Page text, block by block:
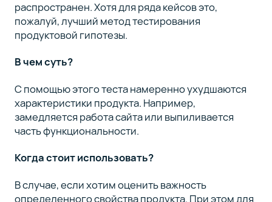
распространен. Хотя для ряда кейсов это,
пожалуй, лучший метод тестирования
продуктовой гипотезы.
В чем суть?
С помощью этого теста намеренно ухудшаются
характеристики продукта. Например,
замедляется работа сайта или выпиливается
часть функциональности.
Когда стоит использовать?
В случае, если хотим оценить важность
определенного свойства продукта. При этом для